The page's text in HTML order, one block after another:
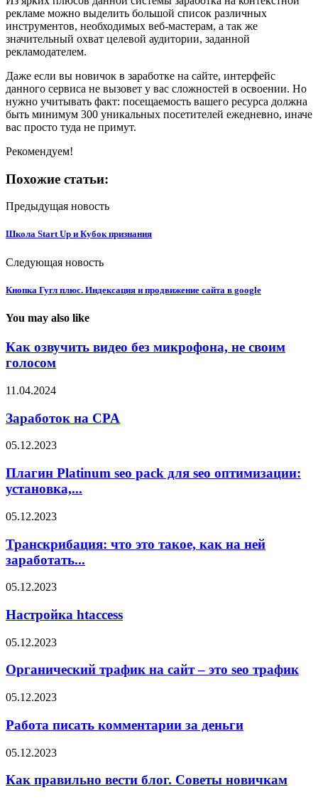
рекламе можно выделить большой список различных
инструментов, необходимых веб-мастерам, а так же
значительный охват целевой аудитории, заданной
рекламодателем.
Даже если вы новичок в заработке на сайте, интерфейс
данного сервиса не вызовет у вас сложностей в освоении. Но
нужно учитывать факт: посещаемость вашего ресурса должна
быть минимум 300 уникальных посетителей ежедневно, иначе
вас просто туда не примут.
Рекомендуем!
Похожие статьи:
Предыдущая новость
Школа Start Up и Кубок признания
Следующая новость
Кнопка Гугл плюс. Индексация и продвижение сайта в google
You may also like
Как озвучить видео без микрофона, не своим
голосом
11.04.2024
Заработок на CPA
05.12.2023
Плагин Platinum seo pack для seo оптимизации:
установка,...
05.12.2023
Транскрибация: что это такое, как на ней
заработать...
05.12.2023
Настройка htaccess
05.12.2023
Органический трафик на сайт – это seo трафик
05.12.2023
Работа писать комментарии за деньги
05.12.2023
Как правильно вести блог. Советы новичкам